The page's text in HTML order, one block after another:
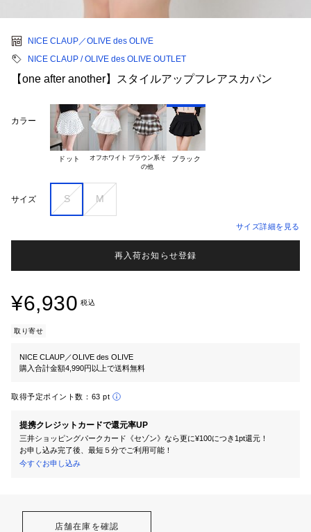
NICE CLAUP／OLIVE des OLIVE
NICE CLAUP / OLIVE des OLIVE OUTLET
【one after another】スタイルアップフレアスカパン
カラー
ドット オフホワイト ブラウン系そ
ブラック
サイズ S M
サイズ詳細を見る
再入荷お知らせ登録
¥6,930 税込
取り寄せ
NICE CLAUP／OLIVE des OLIVE
購入合計金額4,990円以上で送料無料
取得予定ポイント数： 63 pt
提携クレジットカードで還元率UP
三井ショッピングパークカード《セゾン》なら更に¥100につき1pt還元！
お申し込み完了後、最短５分でご利用可能！
今すぐお申し込み
店舗在庫を確認